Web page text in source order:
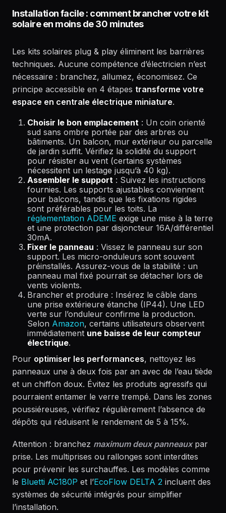
Installation facile : comment brancher votre kit
solaire en moins de 30 minutes
Les kits solaires plug & play éliminent les barrières
techniques. Aucune compétence d’électricien n’est
nécessaire : branchez, allumez, économisez. Ce
principe accessible en 4 étapes transforme votre
espace en centrale électrique miniature.
Choisir le bon emplacement : Un coin orienté
sud sans ombre portée par des arbres ou
bâtiments. Un balcon, mur extérieur ou parcelle
de jardin suffit. Vérifiez la solidité du support
pour résister au vent (certains systèmes
nécessitent un lestage jusqu’à 40 kg).
Assembler le support : Suivez les instructions
fournies. Les supports ajustables conviennent
pour balcons, tandis que les fixations rigides
sont préférables pour les toits. La
réglementation ADEME exige une mise à la terre
et une protection par disjoncteur 16A/différentiel
30mA.
Fixer le panneau : Vissez le panneau sur son
support. Les micro-onduleurs sont souvent
préinstallés. Assurez-vous de la stabilité : un
panneau mal fixé pourrait se détacher lors de
vents violents.
Brancher et produire : Insérez le câble dans
une prise extérieure étanche (IP44). Une LED
verte sur l’onduleur confirme la production.
Selon Amazon, certains utilisateurs observent
immédiatement une baisse de leur compteur
électrique.
Pour optimiser les performances, nettoyez les
panneaux une à deux fois par an avec de l’eau tiède
et un chiffon doux. Évitez les produits agressifs qui
pourraient entamer le verre trempé. Dans les zones
poussiéreuses, vérifiez régulièrement l’absence de
dépôts qui réduisent le rendement de 5 à 15%.
Attention : branchez maximum deux panneauxpar
prise. Les multiprises ou rallonges sont interdites
pour prévenir les surchauffes. Les modèles comme
le Bluetti AC180P et l’EcoFlow DELTA 2 incluent des
systèmes de sécurité intégrés pour simplifier
l’installation.